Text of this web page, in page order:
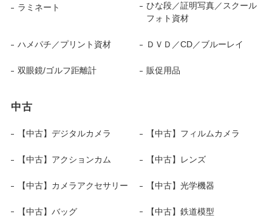
ラミネート
ひな段／証明写真／スクール
フォト資材
ハメパチ／プリント資材 ＤＶＤ／CD／ブルーレイ
双眼鏡/ゴルフ距離計 販促用品
中古
【中古】デジタルカメラ 【中古】フィルムカメラ
【中古】アクションカム 【中古】レンズ
【中古】カメラアクセサリー 【中古】光学機器
【中古】バッグ 【中古】鉄道模型